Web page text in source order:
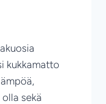
kukkamatto
sekä